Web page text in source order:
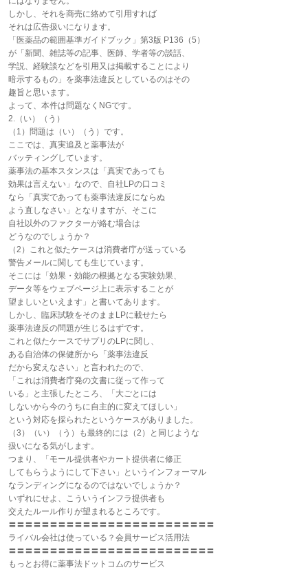
しかし、それを商売に絡めて引用すれば
それは広告扱いになります。
「医薬品の範囲基準ガイドブック」第3版 P136（5）
が「新聞、雑誌等の記事、医師、学者等の談話、
学説、経験談などを引用又は掲載することにより
暗示するもの」を薬事法違反としているのはその
趣旨と思います。
よって、本件は問題なくNGです。
2.（い）（う）
（1）問題は（い）（う）です。
ここでは、真実追及と薬事法が
バッティングしています。
薬事法の基本スタンスは「真実であっても
効果は言えない」なので、自社LPの口コミ
なら「真実であっても薬事法違反にならぬ
よう直しなさい」となりますが、そこに
自社以外のファクターが絡む場合は
どうなのでしょうか？
（2）これと似たケースは消費者庁が送っている
警告メールに関しても生じています。
そこには「効果・効能の根拠となる実験効果、
データ等をウェブページ上に表示することが
望ましいといえます」と書いてあります。
しかし、臨床試験をそのままLPに載せたら
薬事法違反の問題が生じるはずです。
これと似たケースでサプリのLPに関し、
ある自治体の保健所から「薬事法違反
だから変えなさい」と言われたので、
「これは消費者庁発の文書に従って作って
いる」と主張したところ、「大ごとには
しないから今のうちに自主的に変えてほしい」
という対応を採られたというケースがありました。
（3）（い）（う）も最終的には（2）と同じような
扱いになる気がします。
つまり、「モール提供者やカート提供者に修正
してもらうようにして下さい」というインフォーマル
なランディングになるのではないでしょうか？
いずれにせよ、こういうインフラ提供者も
交えたルール作りが望まれるところです。
〓〓〓〓〓〓〓〓〓〓〓〓〓〓〓〓〓〓〓〓〓〓〓〓〓
ライバル会社は使っている？会員サービス活用法
〓〓〓〓〓〓〓〓〓〓〓〓〓〓〓〓〓〓〓〓〓〓〓〓〓
もっとお得に薬事法ドットコムのサービス